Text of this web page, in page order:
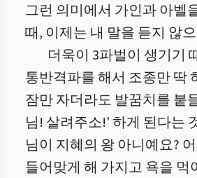
그런 의미에서 가인과 아벨
때, 이제는 내 말을 듣지 않
더욱이 3파벌이 생기기
통반격파를 해서 조종만 딱
잠만 자더라도 발꿈치를 붙
님! 살려주소!' 하게 된다는
님이 지혜의 왕 아니예요?
들어맞게 해 가지고 욕을 먹